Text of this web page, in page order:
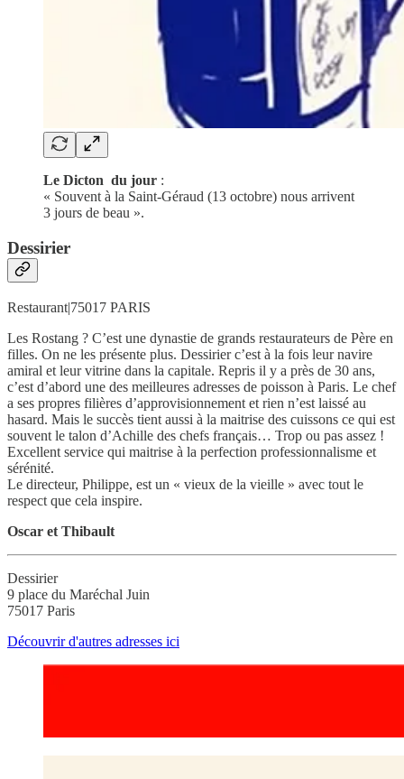
Le Dicton du jour :
« Souvent à la Saint-Géraud (13 octobre) nous arrivent
3 jours de beau ».
Dessirier
Restaurant|75017 PARIS
Les Rostang ? C’est une dynastie de grands restaurateurs de Père en
filles. On ne les présente plus. Dessirier c’est à la fois leur navire
amiral et leur vitrine dans la capitale. Repris il y a près de 30 ans,
c’est d’abord une des meilleures adresses de poisson à Paris. Le chef
a ses propres filières d’approvisionnement et rien n’est laissé au
hasard. Mais le succès tient aussi à la maitrise des cuissons ce qui est
souvent le talon d’Achille des chefs français… Trop ou pas assez !
Excellent service qui maitrise à la perfection professionnalisme et
sérénité.
Le directeur, Philippe, est un « vieux de la vieille » avec tout le
respect que cela inspire.
Oscar et Thibault
Dessirier
9 place du Maréchal Juin
75017 Paris
Découvrir d'autres adresses ici